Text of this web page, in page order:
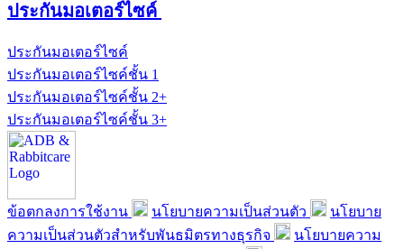
ประกันมอเตอร์ไซค์
ประกันมอเตอร์ไซค์
ประกันมอเตอร์ไซค์ชั้น 1
ประกันมอเตอร์ไซค์ชั้น 2+
ประกันมอเตอร์ไซค์ชั้น 3+
ข้อตกลงการใช้งาน นโยบายความเป็นส่วนตัว
นโยบาย
ความเป็นส่วนตัวสำหรับพันธมิตรทางธุรกิจ
นโยบายความ